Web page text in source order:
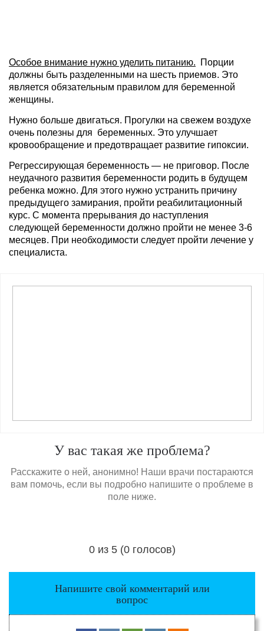
Особое внимание нужно уделить питанию. Порции
должны быть разделенными на шесть приемов. Это
является обязательным правилом для беременной
женщины.
Нужно больше двигаться. Прогулки на свежем воздухе
очень полезны для беременных. Это улучшает
кровообращение и предотвращает развитие гипоксии.
Регрессирующая беременность — не приговор. После
неудачного развития беременности родить в будущем
ребенка можно. Для этого нужно устранить причину
предыдущего замирания, пройти реабилитационный
курс. С момента прерывания до наступления
следующей беременности должно пройти не менее 3-6
месяцев. При необходимости следует пройти лечение у
специалиста.
У вас такая же проблема?
Расскажите о ней, анонимно! Наши врачи постараются
вам помочь, если вы подробно напишите о проблеме в
поле ниже.
Загрузка...
0 из 5 (0 голосов)
Напишите свой комментарий или
вопрос